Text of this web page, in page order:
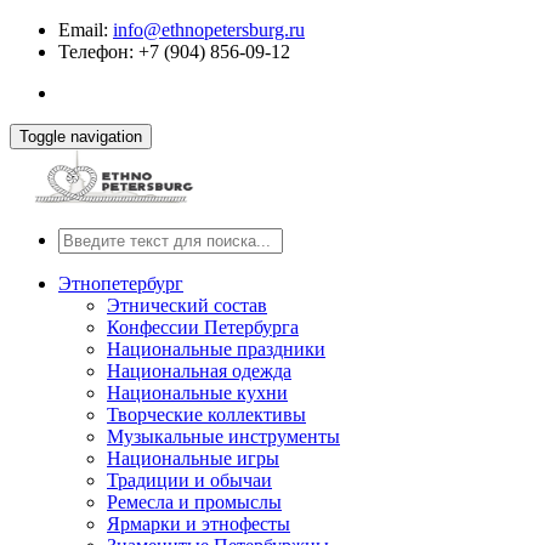
Email: info@ethnopetersburg.ru
Телефон: +7 (904) 856-09-12
Toggle navigation
Этнопетербург
Этнический состав
Конфессии Петербурга
Национальные праздники
Национальная одежда
Национальные кухни
Творческие коллективы
Музыкальные инструменты
Национальные игры
Традиции и обычаи
Ремесла и промыслы
Ярмарки и этнофесты